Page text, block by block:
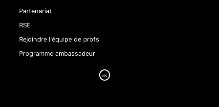
Partenariat
RSE
Rejoindre l'équipe de profs
Programme ambassadeur